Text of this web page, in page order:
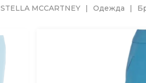
STELLA MCCARTNEY Одежда